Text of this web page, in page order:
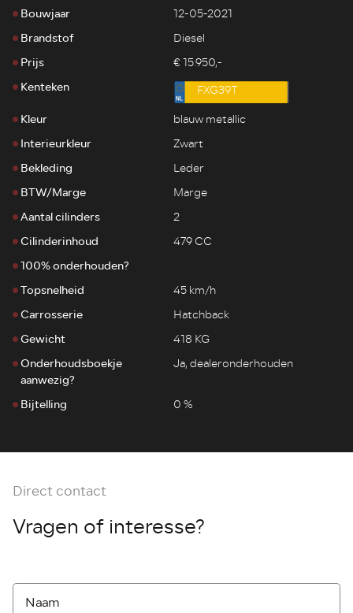
Bouwjaar
12-05-2021
Brandstof
Diesel
Prijs
€ 15.950,-
Kenteken
FXG39T
Kleur
blauw metallic
Interieurkleur
Zwart
Bekleding
Leder
BTW/Marge
Marge
Aantal cilinders
2
Cilinderinhoud
479 CC
100% onderhouden?
Topsnelheid
45 km/h
Carrosserie
Hatchback
Gewicht
418 KG
Onderhoudsboekje
aanwezig?
Ja, dealeronderhouden
Bijtelling 0 %
Direct contact
Vragen of interesse?